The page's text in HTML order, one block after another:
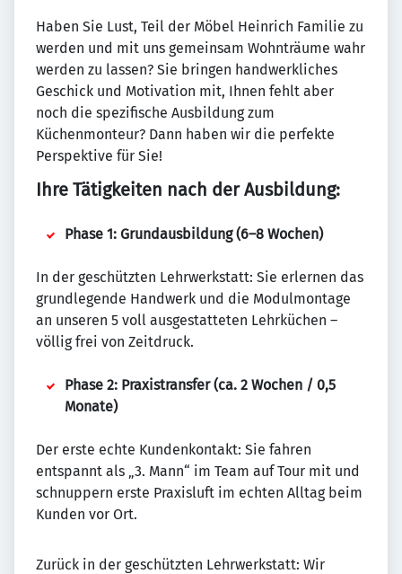
Haben Sie Lust, Teil der Möbel Heinrich Familie zu
werden und mit uns gemeinsam Wohnträume wahr
werden zu lassen? Sie bringen handwerkliches
Geschick und Motivation mit, Ihnen fehlt aber
noch die spezifische Ausbildung zum
Küchenmonteur? Dann haben wir die perfekte
Perspektive für Sie!
Ihre Tätigkeiten nach der Ausbildung:
Phase 1: Grundausbildung (6–8 Wochen)
In der geschützten Lehrwerkstatt: Sie erlernen das
grundlegende Handwerk und die Modulmontage
an unseren 5 voll ausgestatteten Lehrküchen –
völlig frei von Zeitdruck.
Phase 2: Praxistransfer (ca. 2 Wochen / 0,5
Monate)
Der erste echte Kundenkontakt: Sie fahren
entspannt als „3. Mann“ im Team auf Tour mit und
schnuppern erste Praxisluft im echten Alltag beim
Kunden vor Ort.
Zurück in der geschützten Lehrwerkstatt: Wir